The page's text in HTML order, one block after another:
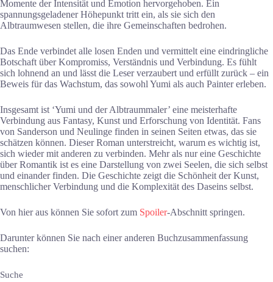
Momente der Intensität und Emotion hervorgehoben. Ein
spannungsgeladener Höhepunkt tritt ein, als sie sich den
Albtraumwesen stellen, die ihre Gemeinschaften bedrohen.
Das Ende verbindet alle losen Enden und vermittelt eine eindringliche
Botschaft über Kompromiss, Verständnis und Verbindung. Es fühlt
sich lohnend an und lässt die Leser verzaubert und erfüllt zurück – ein
Beweis für das Wachstum, das sowohl Yumi als auch Painter erleben.
Insgesamt ist ‘Yumi und der Albtraummaler’ eine meisterhafte
Verbindung aus Fantasy, Kunst und Erforschung von Identität. Fans
von Sanderson und Neulinge finden in seinen Seiten etwas, das sie
schätzen können. Dieser Roman unterstreicht, warum es wichtig ist,
sich wieder mit anderen zu verbinden. Mehr als nur eine Geschichte
über Romantik ist es eine Darstellung von zwei Seelen, die sich selbst
und einander finden. Die Geschichte zeigt die Schönheit der Kunst,
menschlicher Verbindung und die Komplexität des Daseins selbst.
Von hier aus können Sie sofort zum Spoiler-Abschnitt springen.
Darunter können Sie nach einer anderen Buchzusammenfassung
suchen:
Suche